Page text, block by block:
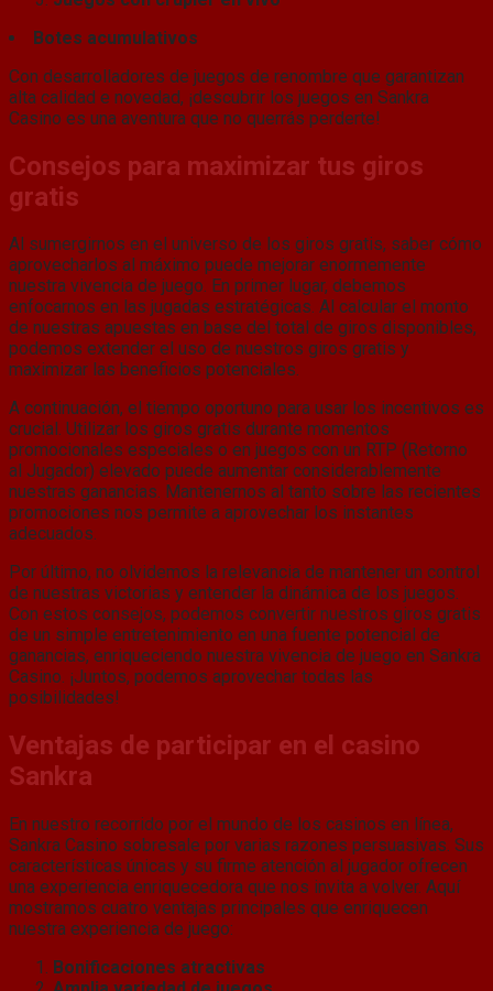
Botes acumulativos
Con desarrolladores de juegos de renombre que garantizan
alta calidad e novedad, ¡descubrir los juegos en Sankra
Casino es una aventura que no querrás perderte!
Consejos para maximizar tus giros
gratis
Al sumergirnos en el universo de los giros gratis, saber cómo
aprovecharlos al máximo puede mejorar enormemente
nuestra vivencia de juego. En primer lugar, debemos
enfocarnos en las jugadas estratégicas. Al calcular el monto
de nuestras apuestas en base del total de giros disponibles,
podemos extender el uso de nuestros giros gratis y
maximizar las beneficios potenciales.
A continuación, el tiempo oportuno para usar los incentivos es
crucial. Utilizar los giros gratis durante momentos
promocionales especiales o en juegos con un RTP (Retorno
al Jugador) elevado puede aumentar considerablemente
nuestras ganancias. Mantenernos al tanto sobre las recientes
promociones nos permite a aprovechar los instantes
adecuados.
Por último, no olvidemos la relevancia de mantener un control
de nuestras victorias y entender la dinámica de los juegos.
Con estos consejos, podemos convertir nuestros giros gratis
de un simple entretenimiento en una fuente potencial de
ganancias, enriqueciendo nuestra vivencia de juego en Sankra
Casino. ¡Juntos, podemos aprovechar todas las
posibilidades!
Ventajas de participar en el casino
Sankra
En nuestro recorrido por el mundo de los casinos en línea,
Sankra Casino sobresale por varias razones persuasivas. Sus
características únicas y su firme atención al jugador ofrecen
una experiencia enriquecedora que nos invita a volver. Aquí
mostramos cuatro ventajas principales que enriquecen
nuestra experiencia de juego:
Bonificaciones atractivas